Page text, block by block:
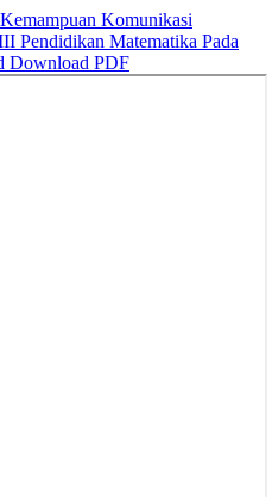
Komunikasi
Pendidikan Matematika Pada
Download PDF